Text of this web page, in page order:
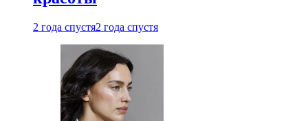
2 года спустя2 года спустя